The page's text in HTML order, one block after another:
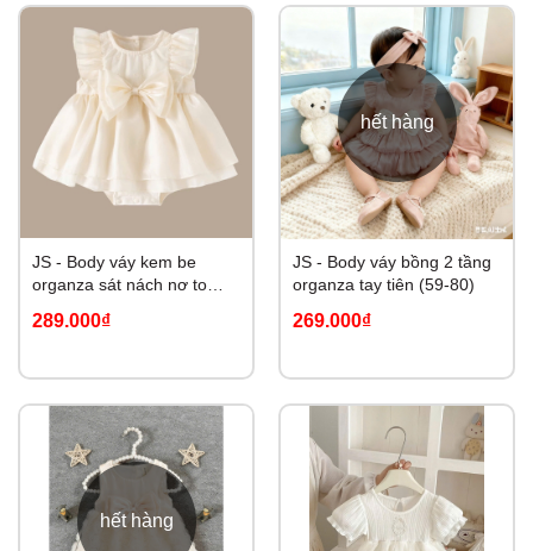
JS - Body váy kem be
organza sát nách nơ to
289.000₫
hết hàng
JS - Body váy bồng 2 tầng
organza tay tiên (59-80)
269.000₫
hết hàng